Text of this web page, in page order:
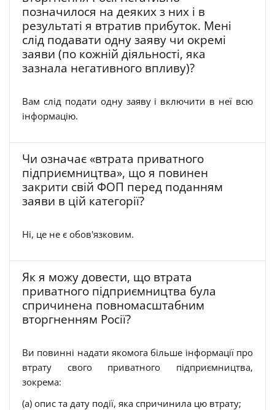
позначилося на деяких з них і в
результаті я втратив прибуток. Мені
слід подавати одну заяву чи окремі
заяви (по кожній діяльності, яка
зазнала негативного впливу)?
Вам слід подати одну заяву і включити в неї всю
інформацію.
Чи означає «втрата приватного
підприємництва», що я повинен
закрити свій ФОП перед поданням
заяви в цій категорії?
Ні, це не є обов'язковим.
Як я можу довести, що втрата
приватного підприємництва була
спричинена повномасштабним
вторгненням Росії?
Ви повинні надати якомога більше інформації про
втрату свого приватного підприємництва,
зокрема:
(a) опис та дату події, яка спричинила цю втрату;